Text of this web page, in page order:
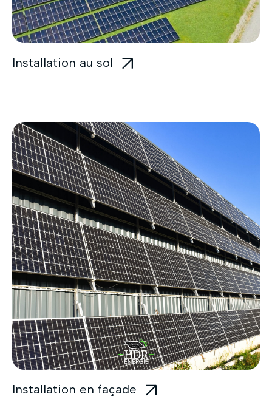
Installation au sol
Installation en façade